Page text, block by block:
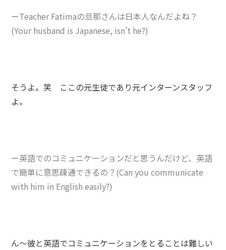
ーTeacher Fatimaの旦那さんは日本人なんだよね？
(Your husband is Japanese, isn’t he?)
そうよ。笑 ここの元生徒であり元インターンスタッフ
よ。
ー英語でのコミュニケーションだと思うんだけど、英語
で簡単に意思疎通できるの？(Can you communicate
with him in English easily?)
ん〜彼と英語でコミュニケーションをとることは難しい